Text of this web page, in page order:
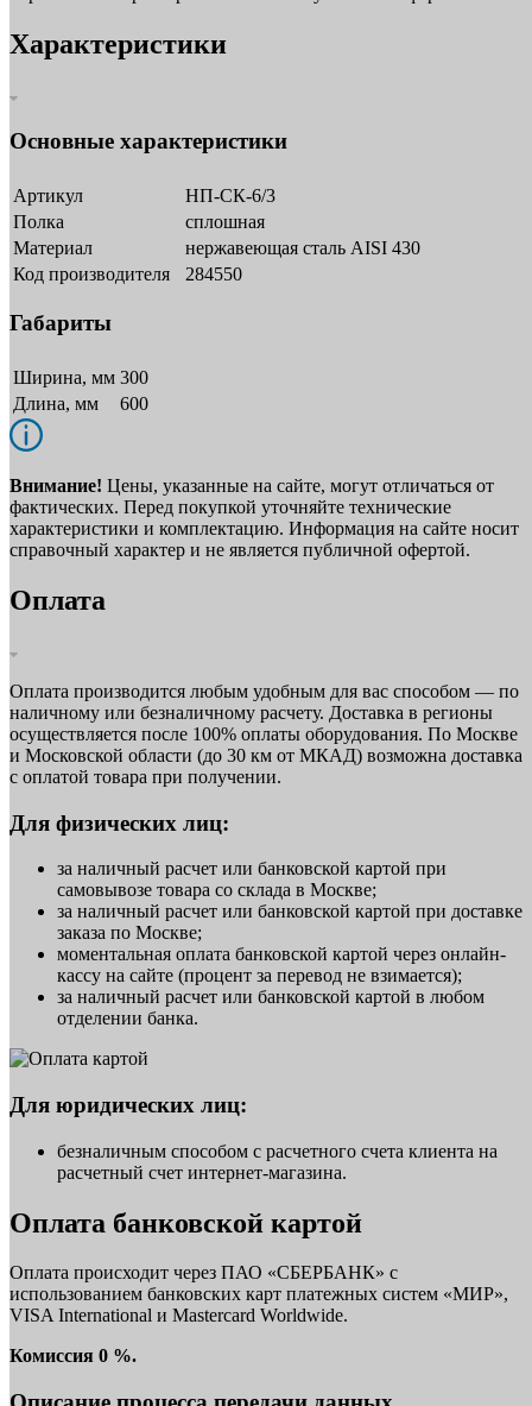
Характеристики
Основные характеристики
Артикул
НП-СК-6/3
Полка
сплошная
Материал
нержавеющая сталь AISI 430
Код производителя
284550
Габариты
Ширина, мм 300
Длина, мм
600
Внимание! Цены, указанные на сайте, могут отличаться от
фактических. Перед покупкой уточняйте технические
характеристики и комплектацию. Информация на сайте носит
справочный характер и не является публичной офертой.
Оплата
Оплата производится любым удобным для вас способом — по
наличному или безналичному расчету. Доставка в регионы
осуществляется после 100% оплаты оборудования. По Москве
и Московской области (до 30 км от МКАД) возможна доставка
с оплатой товара при получении.
Для физических лиц:
за наличный расчет или банковской картой при
самовывозе товара со склада в Москве;
за наличный расчет или банковской картой при доставке
заказа по Москве;
моментальная оплата банковской картой через онлайн-
кассу на сайте (процент за перевод не взимается);
за наличный расчет или банковской картой в любом
отделении банка.
Для юридических лиц:
безналичным способом с расчетного счета клиента на
расчетный счет интернет-магазина.
Оплата банковской картой
Оплата происходит через ПАО «СБЕРБАНК» с
использованием банковских карт платежных систем «МИР»,
VISA International и Mastercard Worldwide.
Комиссия 0 %.